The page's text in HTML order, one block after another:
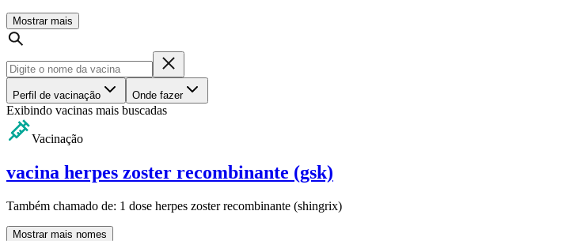
Mostrar mais
Perfil de vacinação Onde fazer
Exibindo vacinas mais buscadas
Vacinação
vacina herpes zoster recombinante (gsk)
Também chamado de: 1 dose herpes zoster recombinante (shingrix)
Mostrar mais nomes